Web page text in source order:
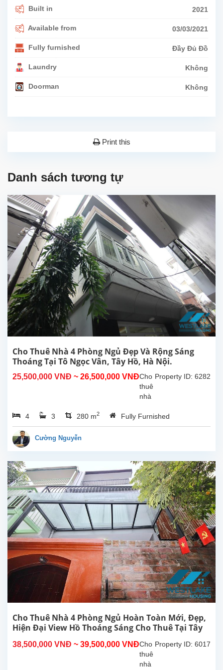
Built in 2021
Available from 03/03/2021
Fully furnished Đầy Đủ Đồ
Laundry Không
Doorman Không
Print this
Danh sách tương tự
Cho Thuê Nhà 4 Phòng Ngủ Đẹp Và Rộng Sáng
Thoáng Tại Tô Ngọc Vân, Tây Hồ, Hà Nội.
25,500,000 VNĐ ~ 26,500,000 VNĐ Property ID: 6282
Cho
thuê
nhà
phòng
ngủ
thoáng
mát,
tại
Tô
Ngọc
Vân,
Tây
Hà
Nội.
Vị trí
nằm
trong
hẻm
đường
Tô
Vân,
rất...
4 3 280 m2 Fully Furnished
Cường Nguyễn
Cho Thuê Nhà 4 Phòng Ngủ Hoàn Toàn Mới, Đẹp,
Hiện Đại View Hồ Thoáng Sáng Cho Thuê Tại Tây
38,500,000 VNĐ ~ 39,500,000 VNĐ Property ID: 6017
Cho
thuê
nhà